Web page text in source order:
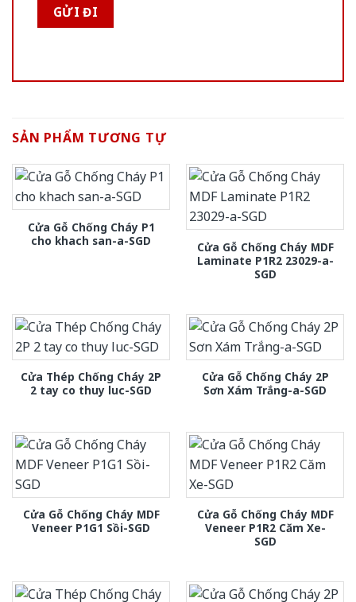
SẢN PHẨM TƯƠNG TỰ
Cửa Gỗ Chống Cháy P1
cho khach san-a-SGD
Cửa Gỗ Chống Cháy MDF
Laminate P1R2 23029-a-
SGD
Cửa Thép Chống Cháy 2P
2 tay co thuy luc-SGD
Cửa Gỗ Chống Cháy 2P
Sơn Xám Trắng-a-SGD
Cửa Gỗ Chống Cháy MDF
Veneer P1G1 Sồi-SGD
Cửa Gỗ Chống Cháy MDF
Veneer P1R2 Căm Xe-
SGD